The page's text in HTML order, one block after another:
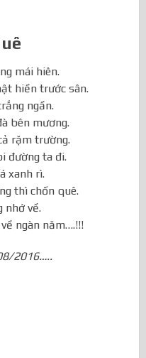
mái hiên.
hiền trước sân.
ngần.
bên mương.
rặm trường.
đường ta đi.
xanh rì.
thì chốn quê.
nhớ về.
ngàn năm….!!!
2016…..